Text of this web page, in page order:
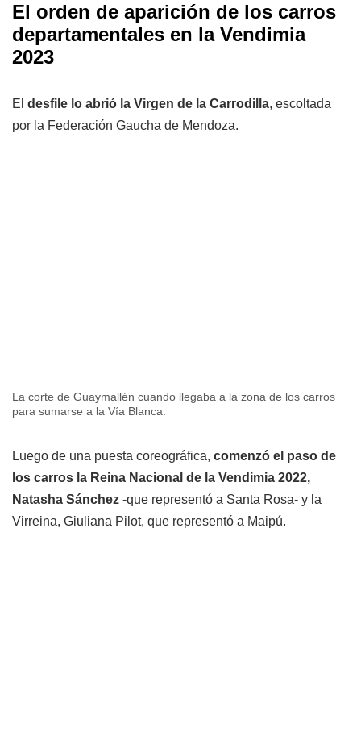
El orden de aparición de los carros
departamentales en la Vendimia
2023
El desfile lo abrió la Virgen de la Carrodilla, escoltada
por la Federación Gaucha de Mendoza.
La corte de Guaymallén cuando llegaba a la zona de los carros
para sumarse a la Vía Blanca.
Luego de una puesta coreográfica, comenzó el paso de
los carros la Reina Nacional de la Vendimia 2022,
Natasha Sánchez -que representó a Santa Rosa- y la
Virreina, Giuliana Pilot, que representó a Maipú.